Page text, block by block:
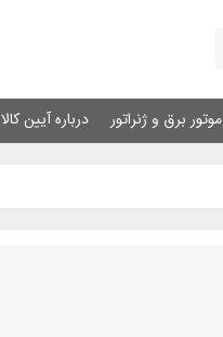
موتور برق و ژنراتور درباره آیین کالا